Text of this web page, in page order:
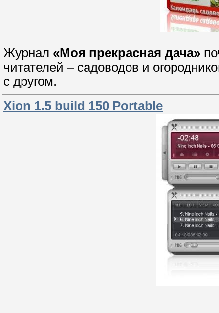
Журнал «Моя прекрасная дача»
читателей – садоводов и
с другом.
Xion 1.5 build 150 Portable